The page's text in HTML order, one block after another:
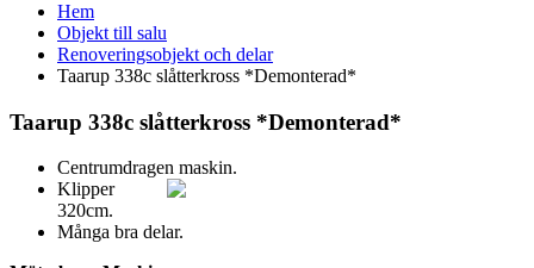
Hem
Objekt till salu
Renoveringsobjekt och delar
Taarup 338c slåtterkross *Demonterad*
Taarup 338c slåtterkross *Demonterad*
Centrumdragen maskin.
Klipper
320cm.
Många bra delar.